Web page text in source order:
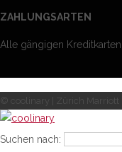
ZAHLUNGSARTEN
Alle gängigen
© coolinary | Zürich Marriott
Suchen nach: